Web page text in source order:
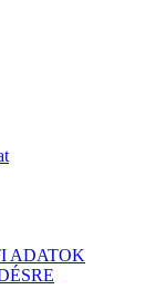
ADATOK